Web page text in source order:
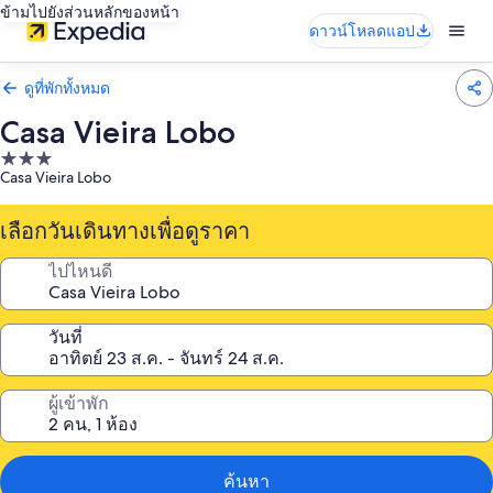
ข้ามไปยังส่วนหลักของหน้า
ดาวน์โหลดแอป
ดูที่พักทั้งหมด
Casa Vieira Lobo
ที่พัก
3.0
Casa Vieira Lobo
เลือกวันเดินทางเพื่อดูราคา
ไปไหนดี
วันที่
ผู้เข้าพัก
ค้นหา